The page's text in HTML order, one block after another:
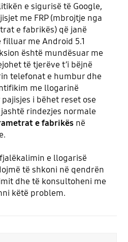
e sigurisë të Google,
me FRP (mbrojtje nga
e fabrikës) që janë
me Android 5.1
është mundësuar me
të tjerëve t’i bëjnë
telefonat e humbur dhe
me llogarinë
i bëhet reset ose
rindezjes normale
e fabrikës në
e llogarisë
të shkoni në qendrën
dhe të konsultoheni me
këtë problem.